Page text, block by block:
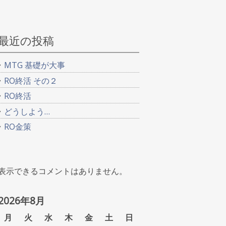
近の投稿
MTG 基礎が大事
RO終活 その２
RO終活
どうしよう…
RO金策
示できるコメントはありません。
年8月
月 火 水 木 金 土 日